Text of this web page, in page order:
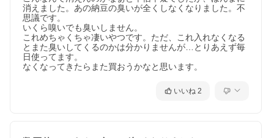
配送・支
払方法に
ついて
メール便（全国どこでも送料無料/代引不可、同梱不可）
※複数ご注文については宅配に変更になることがあり、金額変更
が必要な場合は後ほどショップより確認メールが送信されます。
広告文責：株式会社ハイブリッジ 011-776-6983
原産国：ニュージーランドなど
でぃ deostop デオ デオドラント パウダー 消臭パウダー レギュラ
消えました。あの納豆の臭いが全くしなくなりました。不
思議です。
いくら嗅いでも臭いしません。
これめちゃくちゃ凄いやつです。ただ、これ入れなくなる
とまた臭いしてくるのかは分かりませんが…とりあえず毎
日使ってます。
なくなってきたらまた買おうかなと思います。
いいね 2